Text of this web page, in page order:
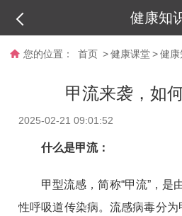
健康知
您的位置： 首页 > 健康课堂 > 健康
甲流来袭，如
2025-02-21 09:01:52
什么是甲流：
甲型流感，简称“甲流”，是
性呼吸道传染病。流感病毒分